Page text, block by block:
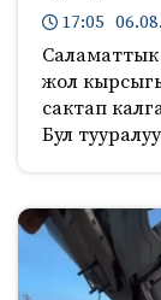
17:05
жол
сактап
Бул